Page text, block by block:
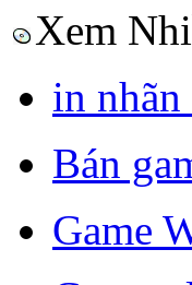
Xem
in nhãn
Bán
Game